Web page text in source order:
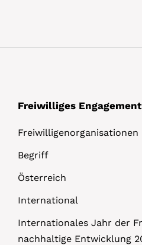
Freiwilliges Engagement
Freiwilligenorganisationen
Begriff
Österreich
International
Internationales Jahr der
nachhaltige Entwicklung